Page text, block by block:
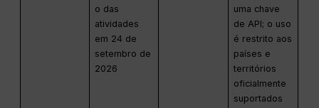
o das
atividades
em 24 de
setembro de
2026
uma chave
de API; o uso
é restrito aos
países e
territórios
oficialmente
suportados